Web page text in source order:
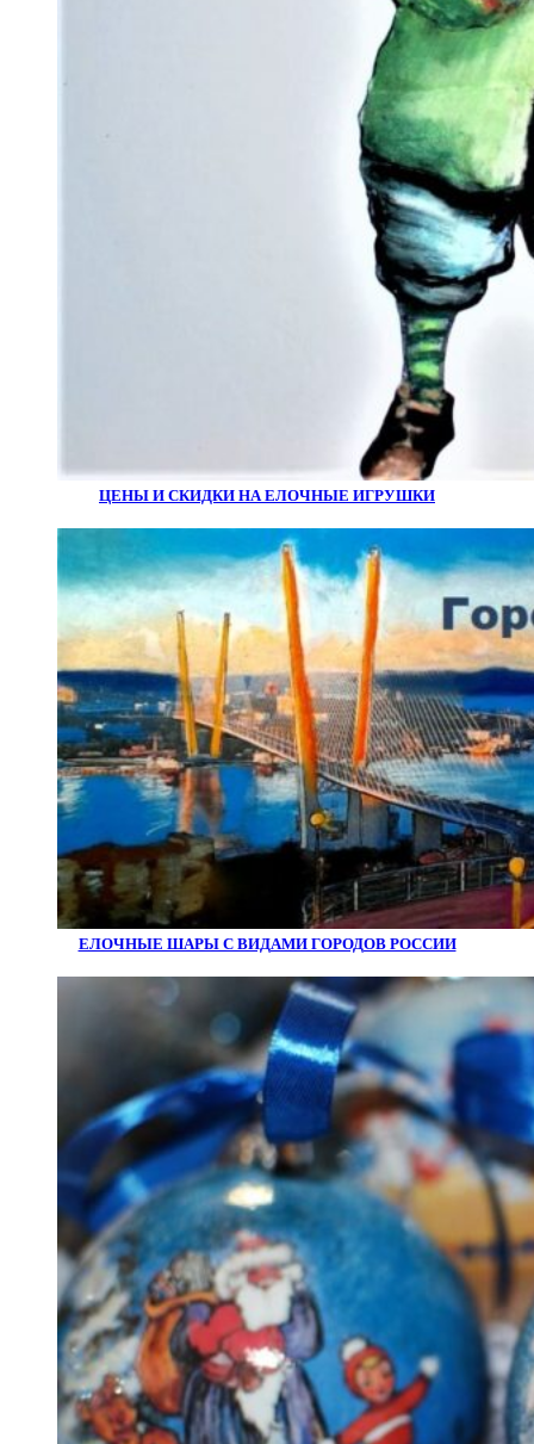
ЦЕНЫ И СКИДКИ НА ЕЛОЧНЫЕ ИГРУШКИ
ЕЛОЧНЫЕ ШАРЫ С ВИДАМИ ГОРОДОВ РОССИИ